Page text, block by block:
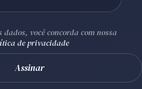
você concorda com nossa
de privacidade